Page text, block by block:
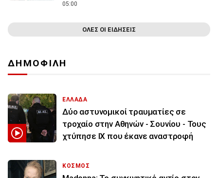
05:00
ΟΛΕΣ ΟΙ ΕΙΔΗΣΕΙΣ
ΔΗΜΟΦΙΛΗ
ΕΛΛΑΔΑ
Δύο αστυνομικοί τραυματίες σε
τροχαίο στην Αθηνών - Σουνίου - Τους
χτύπησε ΙΧ που έκανε αναστροφή
ΚΟΣΜΟΣ